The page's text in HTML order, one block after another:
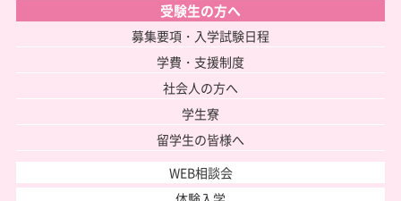
受験生の方へ
募集要項・入学試験日程
学費・支援制度
社会人の方へ
学生寮
留学生の皆様へ
WEB相談会